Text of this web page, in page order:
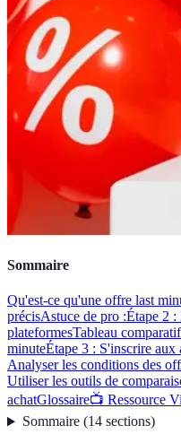
Sommaire
Qu'est-ce qu'une offre last
précisAstuce de pro :Étape 2 :
plateformesTableau
minuteÉtape 3 : S'inscrire aux
Analyser les conditions des
Utiliser les outils de
achatGlossaire📺 Ressource
Sommaire(14 sections)